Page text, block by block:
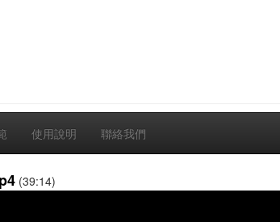
使用說明 聯絡我們
(39:14)